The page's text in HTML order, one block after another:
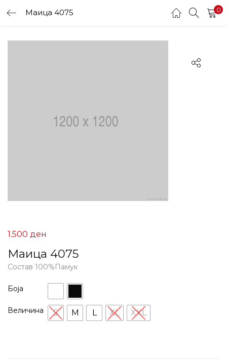
Маица 4075 0
Маица 4075
1.500 ден
Состав 100%Памук
Боја
Величина S M L XL XXL
LOGIN
Remember me